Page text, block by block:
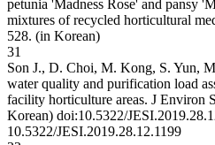
petunia 'Madness Rose' and pansy
mixtures of recycled horticultural
528. (in Korean)
31
Son J., D. Choi, M. Kong, S. Yun,
water quality and purification load
facility horticulture areas. J Environ
Korean) doi:10.5322/
10.5322/JESI.2019.28.12.1199